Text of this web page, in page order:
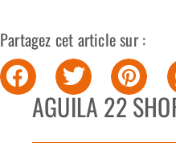
Partagez cet article sur :
AGUILA 22